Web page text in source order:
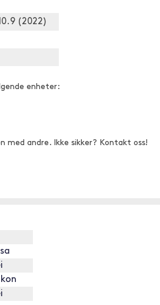
(2022)
enheter:
med andre. Ikke sikker? Kontakt oss!